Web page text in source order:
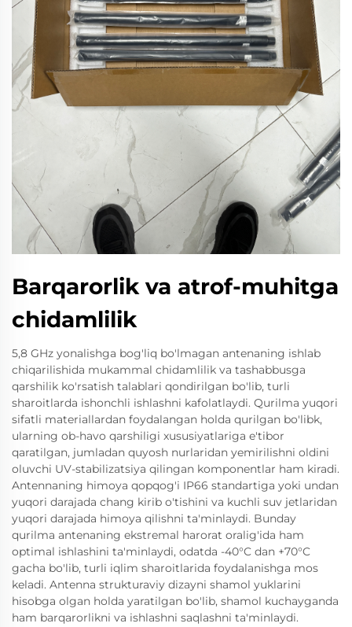
Barqarorlik va atrof-muhitga
chidamlilik
5,8 GHz yonalishga bog'liq bo'lmagan antenaning ishlab
chiqarilishida mukammal chidamlilik va tashabbusga
qarshilik ko'rsatish talablari qondirilgan bo'lib, turli
sharoitlarda ishonchli ishlashni kafolatlaydi. Qurilma yuqori
sifatli materiallardan foydalangan holda qurilgan bo'libk,
ularning ob-havo qarshiligi xususiyatlariga e'tibor
qaratilgan, jumladan quyosh nurlaridan yemirilishni oldini
oluvchi UV-stabilizatsiya qilingan komponentlar ham kiradi.
Antennaning himoya qopqog'i IP66 standartiga yoki undan
yuqori darajada chang kirib o'tishini va kuchli suv jetlaridan
yuqori darajada himoya qilishni ta'minlaydi. Bunday
qurilma antenaning ekstremal harorat oralig'ida ham
optimal ishlashini ta'minlaydi, odatda -40°C dan +70°C
gacha bo'lib, turli iqlim sharoitlarida foydalanishga mos
keladi. Antenna strukturaviy dizayni shamol yuklarini
hisobga olgan holda yaratilgan bo'lib, shamol kuchayganda
ham barqarorlikni va ishlashni saqlashni ta'minlaydi.